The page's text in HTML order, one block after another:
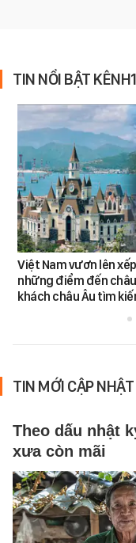
TIN NỔI BẬT
Việt Nam vươn lên
những điểm đến
khách châu Âu tìm
TIN MỚI CẬP NHẬT
Theo dấu nhật
xưa còn mãi